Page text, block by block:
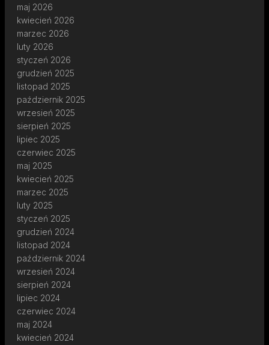
maj 2026
kwiecień 2026
marzec 2026
luty 2026
styczeń 2026
grudzień 2025
listopad 2025
październik 2025
wrzesień 2025
sierpień 2025
lipiec 2025
czerwiec 2025
maj 2025
kwiecień 2025
marzec 2025
luty 2025
styczeń 2025
grudzień 2024
listopad 2024
październik 2024
wrzesień 2024
sierpień 2024
lipiec 2024
czerwiec 2024
maj 2024
kwiecień 2024